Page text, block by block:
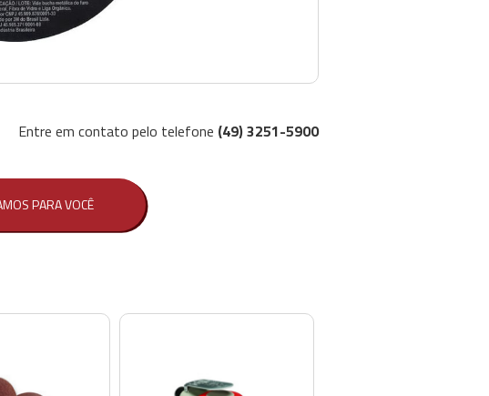
Entre em contato pelo telefone (49) 3251-5900
PARA VOCÊ